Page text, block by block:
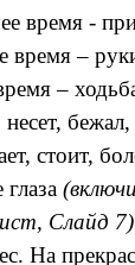
время -
время –
–
бежал,
стоит,
глаза
Слайд 7)
На